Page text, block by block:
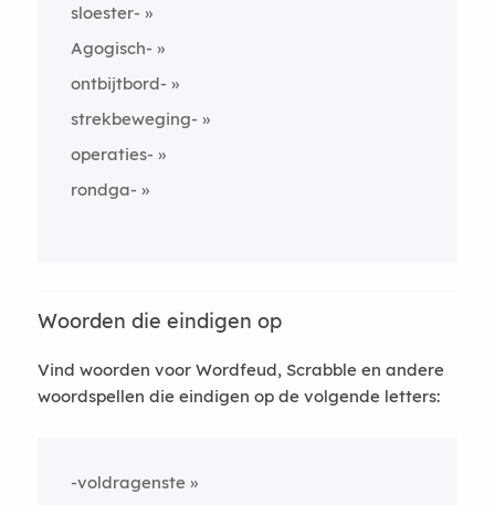
sloester-
Agogisch-
ontbijtbord-
strekbeweging-
operaties-
rondga-
Woorden die eindigen op
Vind woorden voor Wordfeud, Scrabble en andere
woordspellen die eindigen op de volgende letters:
-voldragenste